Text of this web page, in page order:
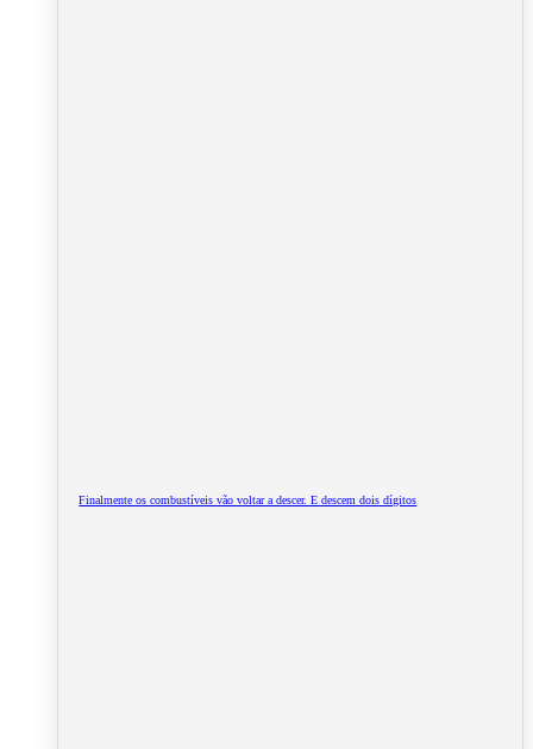
Finalmente os combustíveis vão voltar a descer. E descem dois dígitos